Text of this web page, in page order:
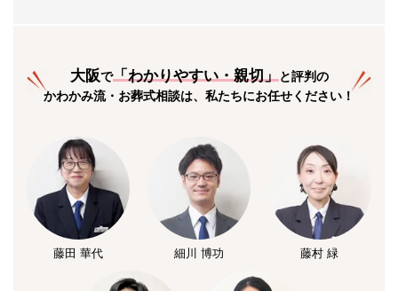
大阪で「わかりやすい・親切」と評判の
かわかみ流・お葬式相談は、私たちにお任せください！
藤田 華代 細川 博功 藤村 緑